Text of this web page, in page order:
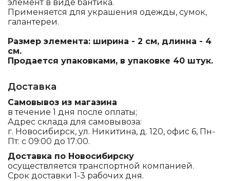
элемент в виде бантика.
Применяется для украшения одежды, сумок,
галантереи.
Размер элемента: ширина - 2 см, длинна - 4
см.
Продается упаковками, в упаковке 40 штук.
Доставка
Самовывоз из магазина
в течение 1 дня после оплаты;
Адрес склада для самовывоза:
г. Новосибирск, ул. Никитина, д. 120, офис 6, Пн-
Пт: с 09:00 до 17:00.
Доставка по Новосибирску
осуществляется транспортной компанией.
Срок доставки 1-3 рабочих дня.